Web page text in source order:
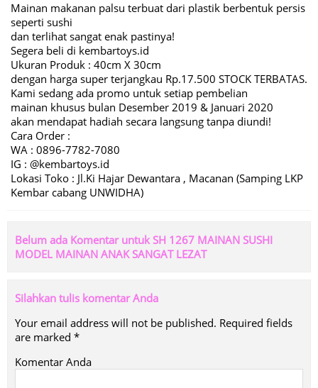
Mainan makanan palsu terbuat dari plastik berbentuk persis
seperti sushi
dan terlihat sangat enak pastinya!
Segera beli di kembartoys.id
Ukuran Produk : 40cm X 30cm
dengan harga super terjangkau Rp.17.500 STOCK TERBATAS.
Kami sedang ada promo untuk setiap pembelian
mainan khusus bulan Desember 2019 & Januari 2020
akan mendapat hadiah secara langsung tanpa diundi!
Cara Order :
WA : 0896-7782-7080
IG : @kembartoys.id
Lokasi Toko : Jl.Ki Hajar Dewantara , Macanan (Samping LKP
Kembar cabang UNWIDHA)
Belum ada Komentar untuk SH 1267 MAINAN SUSHI
MODEL MAINAN ANAK SANGAT LEZAT
Silahkan tulis komentar Anda
Your email address will not be published. Required fields
are marked *
Komentar Anda